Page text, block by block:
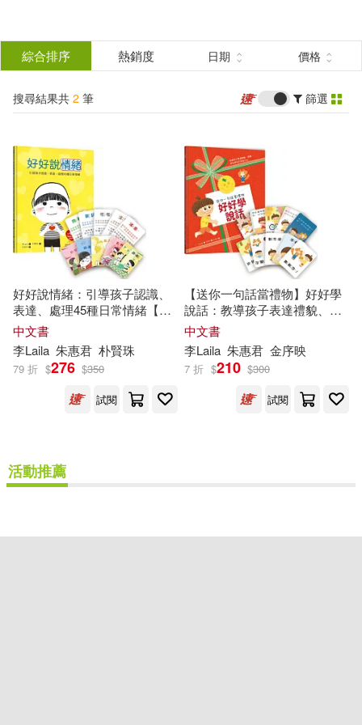
結
篩
分類 (單選)
所有商品(2) 圖書(2)
作者 (可複選)
李Laila(2)
出版社
綜合排序 熱銷度 日期 價格
搜尋結果共 2 筆 篩選
好好說情緒：引導孩子認識、
表達、處理45種日常情緒【附
48張情緒智能互動遊戲圖卡】
中文書
李Laila 朱惠君 朴賢珠
79 折 $276 $350
試閱
【送你一句話當禮物】好好學
說話：教導孩子表達禮貌、關
懷，避免衝突的溝通方法(附18
張好人緣互動遊戲圖卡)
中文書
李Laila 朱惠君 金序映
7 折 $210 $300
試閱
活動推薦